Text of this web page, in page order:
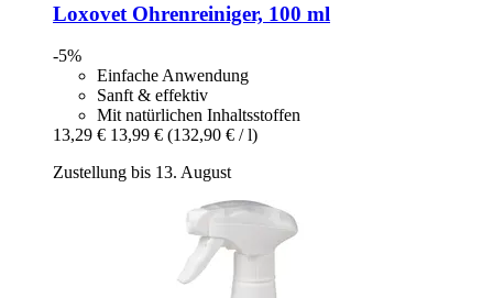
Loxovet Ohrenreiniger, 100 ml
-5%
Einfache Anwendung
Sanft & effektiv
Mit natürlichen Inhaltsstoffen
13,29 € 13,99 € (132,90 € / l)
Zustellung bis 13. August